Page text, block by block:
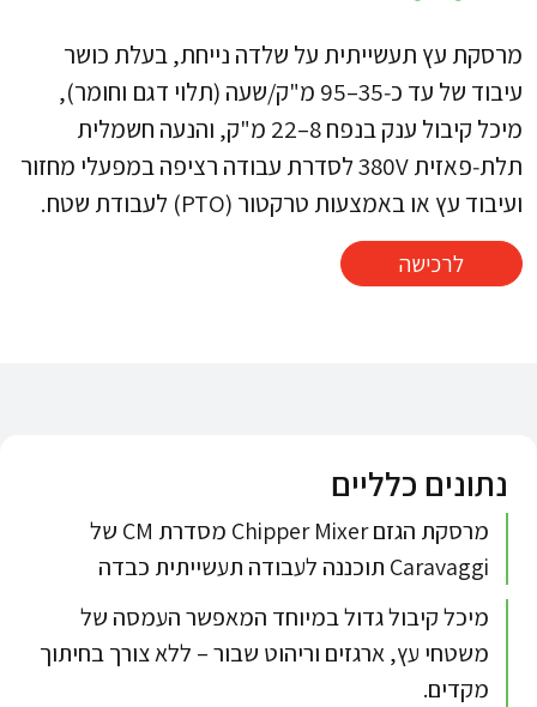
מרסקת עץ תעשייתית על שלדה נייחת, בעלת כושר
עיבוד של עד כ‑35–95 מ"ק/שעה (תלוי דגם וחומר),
מיכל קיבול ענק בנפח 8–22 מ"ק, והנעה חשמלית
תלת‑פאזית 380V לסדרת עבודה רציפה במפעלי מחזור
ועיבוד עץ או באמצעות טרקטור (PTO) לעבודת שטח.​
לרכישה
נתונים כלליים
מרסקת הגזם Chipper Mixer מסדרת CM של
Caravaggi תוכננה לעבודה תעשייתית כבדה
מיכל קיבול גדול במיוחד המאפשר העמסה של
משטחי עץ, ארגזים וריהוט שבור – ללא צורך בחיתוך
מקדים.​